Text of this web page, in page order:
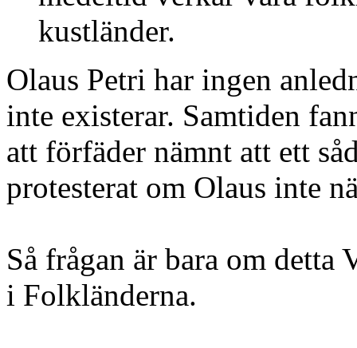
kustländer.
Olaus Petri har ingen
inte existerar. Samtiden
att förfäder nämnt att ett
protesterat om Olaus inte
Så frågan är bara om detta
i Folkländerna.